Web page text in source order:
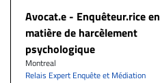
Avocat.e - Enquêteur.rice en
matière de harcèlement
psychologique
Montreal
Relais Expert Enquête et Médiation